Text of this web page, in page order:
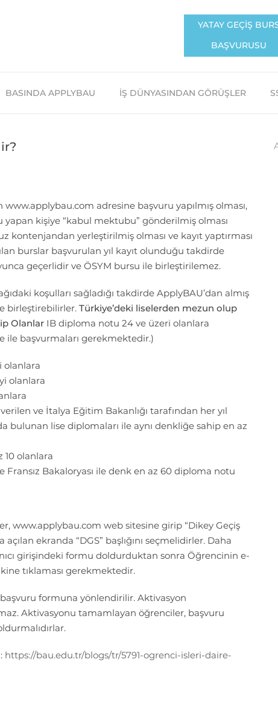
YATAY GEÇİŞ
BAŞVURUSU
BASINDA APPLYBAU İŞ DÜNYASINDAN GÖRÜŞLER
adresine başvuru yapılmış olması,
kişiye “kabul mektubu” gönderilmiş olması
kontenjandan yerleştirilmiş olması ve kayıt yaptırması
burslar başvurulan yıl kayıt olunduğu takdirde
geçerlidir ve ÖSYM bursu ile birleştirilemez.
koşulları sağladığı takdirde ApplyBAU’dan almış
birleştirebilirler. Türkiye’deki liselerden mezun olup
Olanlar IB diploma notu 24 ve üzeri olanlara
ile başvurmaları gerekmektedir.)
olanlara
olanlara
ve İtalya Eğitim Bakanlığı tarafından her yıl
bulunan lise diplomaları ile aynı denkliğe sahip en az
10 olanlara
Fransız Bakaloryası ile denk en az 60 diploma notu
www.applybau.com web sitesine girip “Dikey Geçiş
ekranda “DGS” başlığını seçmelidirler. Daha
girişindeki formu doldurduktan sonra Öğrencinin e-
tıklaması gerekmektedir.
formuna yönlendirilir. Aktivasyon
Aktivasyonu tamamlayan öğrenciler, başvuru
https://bau.edu.tr/blogs/tr/5791-ogrenci-isleri-daire-